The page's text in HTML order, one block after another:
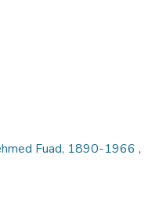
Fuad, 1890-1966 ,